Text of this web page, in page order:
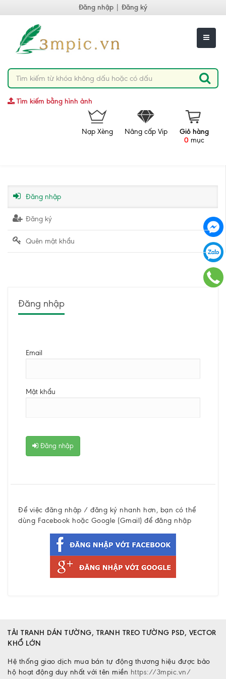
Đăng nhập Đăng ký
Tìm kiếm bằng hình ảnh
Giỏ hàng
0 mục
Nâng cấp Vip
Nạp Xèng
Đăng nhập
Đăng ký
Quên mật khẩu
Đăng nhập
Email
Mật khẩu
Đăng nhập
Để việc đăng nhập / đăng ký nhanh hơn, bạn có thể
dùng Facebook hoặc Google (Gmail) để đăng nhập
TẢI TRANH DÁN TƯỜNG, TRANH TREO TƯỜNG PSD, VECTOR
KHỔ LỚN
Hệ thống giao dịch mua bán tự động thương hiệu được bảo
hộ hoạt động duy nhất với tên miền https://3mpic.vn/